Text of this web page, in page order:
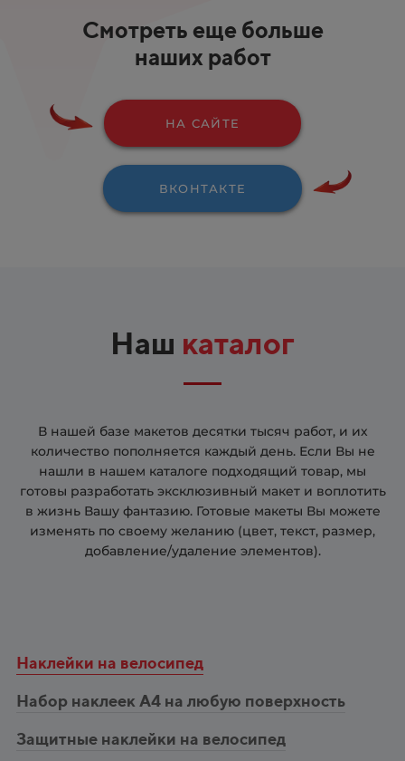
Смотреть еще больше
наших работ
НА САЙТЕ
ВКОНТАКТЕ
Наш каталог
В нашей базе макетов десятки тысяч работ, и их
количество пополняется каждый день. Если Вы не
нашли в нашем каталоге подходящий товар, мы
готовы разработать эксклюзивный макет и воплотить
в жизнь Вашу фантазию. Готовые макеты Вы можете
изменять по своему желанию (цвет, текст, размер,
добавление/удаление элементов).
Наклейки на велосипед
Набор наклеек А4 на любую поверхность
Защитные наклейки на велосипед